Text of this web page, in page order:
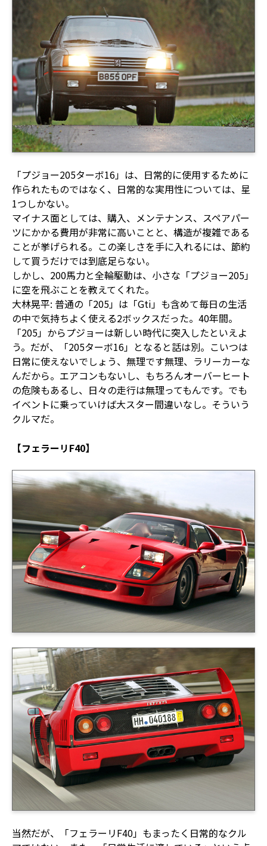
「プジョー205ターボ16」は、日常的に使用するために
作られたものではなく、日常的な実用性については、星
1つしかない。
マイナス面としては、購入、メンテナンス、スペアパー
ツにかかる費用が非常に高いことと、構造が複雑である
ことが挙げられる。この楽しさを手に入れるには、節約
して買うだけでは到底足らない。
しかし、200馬力と全輪駆動は、小さな「プジョー205」
に空を飛ぶことを教えてくれた。
大林晃平: 普通の「205」は「Gti」も含めて毎日の生活
の中で気持ちよく使える2ボックスだった。40年間。
「205」からプジョーは新しい時代に突入したといえよ
う。だが、「205ターボ16」となると話は別。こいつは
日常に使えないでしょう、無理です無理、ラリーカーな
んだから。エアコンもないし、もちろんオーバーヒート
の危険もあるし、日々の走行は無理ってもんです。でも
イベントに乗っていけば大スター間違いなし。そういう
クルマだ。
【フェラーリF40】
当然だが、「フェラーリF40」もまったく日常的なクル